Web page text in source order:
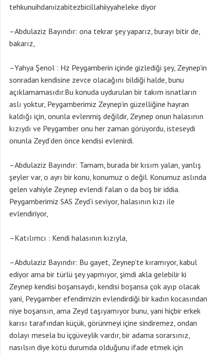
tehkunuihdanıizabitezbicillahiiyyaheleke diyor
–Abdulaziz Bayındır: ona tekrar şey yaparız, burayı bitir de,
bakarız,
–Yahya Şenol : Hz Peygamberin içinde gizlediği şey, Zeynep’in
sonradan kendisine zevce olacağını bildiği halde, bunu
açıklamamasıdır.Bu konuda uydurulan bir takım isnatların
aslı yoktur, Peygamberimiz Zeynep’in güzelliğine hayran
kaldığı için, onunla evlenmiş değildir, Zeynep onun halasının
kızıydı ve Peygamber onu her zaman görüyordu, isteseydi
onunla Zeyd’den önce kendisi evlenirdi.
–Abdulaziz Bayındır: Tamam, burada bir kısım yalan, yanlış
şeyler var, o ayrı bir konu, konumuz o değil. Konumuz aslında
gelen vahiyle Zeynep evlendi falan o da boş bir iddia.
Peygamberimiz SAS Zeyd’i seviyor, halasının kızı ile
evlendiriyor,
–Katılımcı : Kendi halasının kızıyla,
–Abdulaziz Bayındır: Bu gayet, Zeynep’te kıramıyor, kabul
ediyor ama bir türlü şey yapmıyor, şimdi akla gelebilir ki
Zeynep kendisi boşansaydı, kendisi boşansa çok ayıp olacak
yani, Peygamber efendimizin evlendirdiği bir kadın kocasından
niye boşansın, ama Zeyd taşıyamıyor bunu, yani hiçbir erkek
karısı tarafından küçük, görünmeyi içine sindiremez, ondan
dolayı mesela bu içgüveylik vardır, bir adama sorarsınız,
nasılsın diye kötü durumda olduğunu ifade etmek için